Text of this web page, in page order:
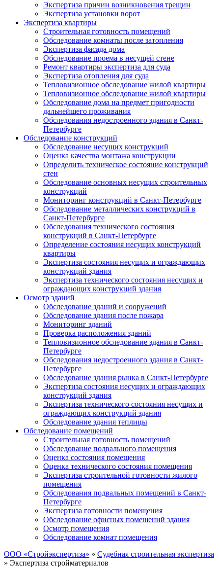
Экспертиза причин возникновения трещин
Экспертиза установки ворот
Экспертиза квартиры
Строительная готовность помещений
Обследование комнаты после затопления
Экспертиза фасада дома
Обследование проема в несущей стене
Ремонт квартиры экспертиза для суда
Экспертиза отопления для суда
Тепловизионное обследование жилой квартиры
Тепловизионное обследование жилой квартиры
Обследование дома на предмет пригодности
дальнейшего проживания
Обследования недостроенного здания в Санкт-
Петербурге
Обследование конструкций
Обследование несущих конструкций
Оценка качества монтажа конструкции
Определить техническое состояние конструкций
стен
Обследование основных несущих строительных
конструкций
Мониторинг конструкций в Санкт-Петербурге
Обследование металлических конструкций в
Санкт-Петербурге
Обследования технического состояния
конструкций в Санкт-Петербурге
Определение состояния несущих конструкций
квартиры
Экспертиза состояния несущих и ограждающих
конструкций здания
Экспертиза технического состояния несущих и
ограждающих конструкций здания
Осмотр зданий
Обследование зданий и сооружений
Обследование здания после пожара
Мониторинг зданий
Проверка расположения зданий
Тепловизионное обследование здания в Санкт-
Петербурге
Обследования недостроенного здания в Санкт-
Петербурге
Обследование здания рынка в Санкт-Петербурге
Экспертиза состояния несущих и ограждающих
конструкций здания
Экспертиза технического состояния несущих и
ограждающих конструкций здания
Обследование здания теплицы
Обследование помещений
Строительная готовность помещений
Обследование подвального помещения
Оценка состояния помещения
Оценка технического состояния помещения
Экспертиза строительной готовности жилого
помещения
Обследования подвальных помещений в Санкт-
Петербурге
Экспертиза готовности помещения
Обследование офисных помещений здания
Осмотр помещения
Обследование комнат помещения
ООО «Стройэкспертиза» » Судебная строительная экспертиза
» Экспертиза стройматериалов